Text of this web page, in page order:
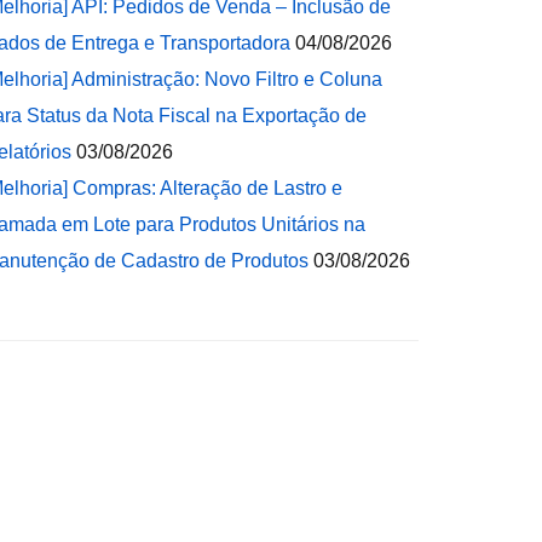
API: Pedidos de Venda – Inclusão de
de Entrega e Transportadora 04/08/2026
Administração: Novo Filtro e Coluna
Status da Nota Fiscal na Exportação de
03/08/2026
Compras: Alteração de Lastro e
em Lote para Produtos Unitários na
de Cadastro de Produtos 03/08/2026